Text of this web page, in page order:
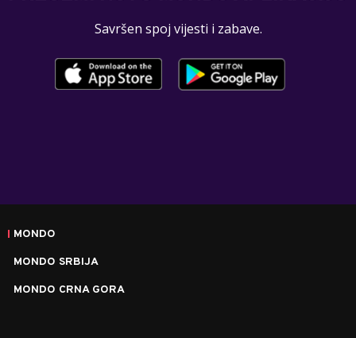
Savršen spoj vijesti i zabave.
MONDO
MONDO SRBIJA
MONDO CRNA GORA